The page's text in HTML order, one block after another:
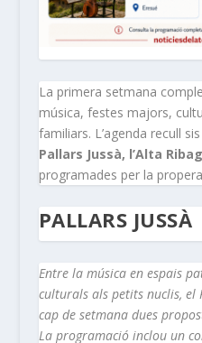
La primera setmana
música, festes majors,
familiars. L’agenda recull
Pallars Jussà, l’Alta
programades per la
PALLARS JUSSÀ
Entre la música en espais
culturals als petits nuclis, el
cap de setmana dues
La programació inclou un